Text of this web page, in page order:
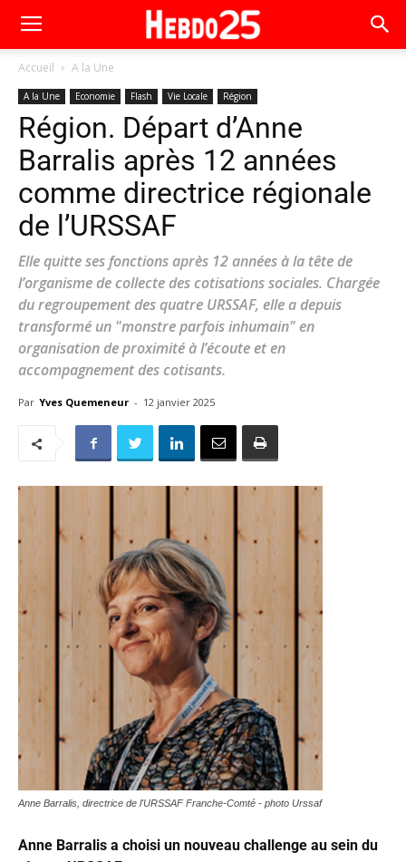
Accueil A la Une
A la Une Economie Flash Vie Locale Région
Région. Départ d’Anne
Barralis après 12 années
comme directrice régionale
de l’URSSAF
Elle quitte ses fonctions après 12 années à la tête de
l’organisme de collecte des cotisations sociales. Chargée
du regroupement des quatre URSSAF, elle a depuis
transformé un "monstre parfois inhumain" en
organisation de proximité à l’écoute et en
accompagnement des cotisants.
Par Yves Quemeneur - 12 janvier 2025
Anne Barralis, directrice de l'URSSAF Franche-Comté - photo Urssaf
Anne Barralis a choisi un nouveau challenge au sein du